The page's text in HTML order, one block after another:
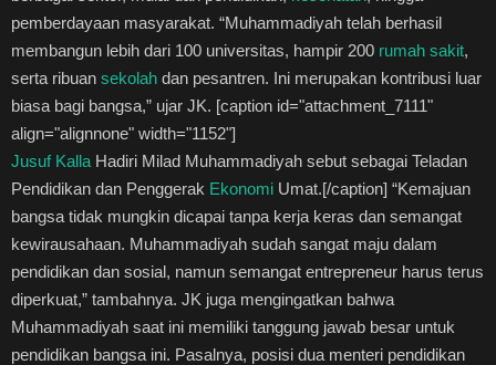
pemberdayaan masyarakat. “Muhammadiyah telah berhasil
membangun lebih dari 100 universitas, hampir 200 rumah sakit,
serta ribuan sekolah dan pesantren. Ini merupakan kontribusi luar
biasa bagi bangsa,” ujar JK. [caption id="attachment_7111"
align="alignnone" width="1152"]
Jusuf Kalla Hadiri Milad Muhammadiyah sebut sebagai Teladan
Pendidikan dan Penggerak Ekonomi Umat.[/caption] “Kemajuan
bangsa tidak mungkin dicapai tanpa kerja keras dan semangat
kewirausahaan. Muhammadiyah sudah sangat maju dalam
pendidikan dan sosial, namun semangat entrepreneur harus terus
diperkuat,” tambahnya. JK juga mengingatkan bahwa
Muhammadiyah saat ini memiliki tanggung jawab besar untuk
pendidikan bangsa ini. Pasalnya, posisi dua menteri pendidikan